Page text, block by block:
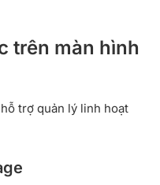
trên màn hình
trợ quản lý linh hoạt